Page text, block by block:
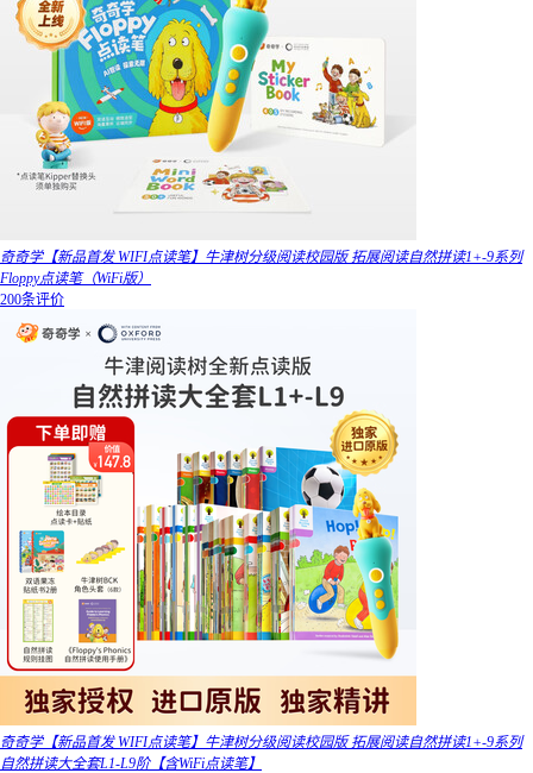
奇奇学【新品首发 WIFI点读笔】牛津树分级阅读校园版 拓展阅读自然拼读1+-9系列
Floppy点读笔（WiFi版）
200条评价
奇奇学【新品首发 WIFI点读笔】牛津树分级阅读校园版 拓展阅读自然拼读1+-9系列
自然拼读大全套L1-L9阶【含WiFi点读笔】